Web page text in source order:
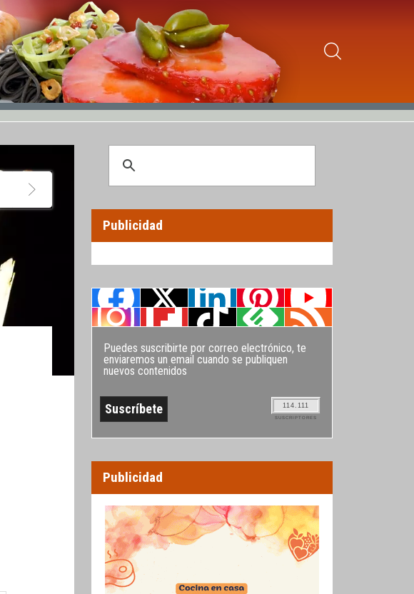
Publicidad
Puedes suscribirte por correo electrónico, te
enviaremos un email cuando se publiquen
nuevos contenidos
114.111
SUSCRIPTORES
Publicidad